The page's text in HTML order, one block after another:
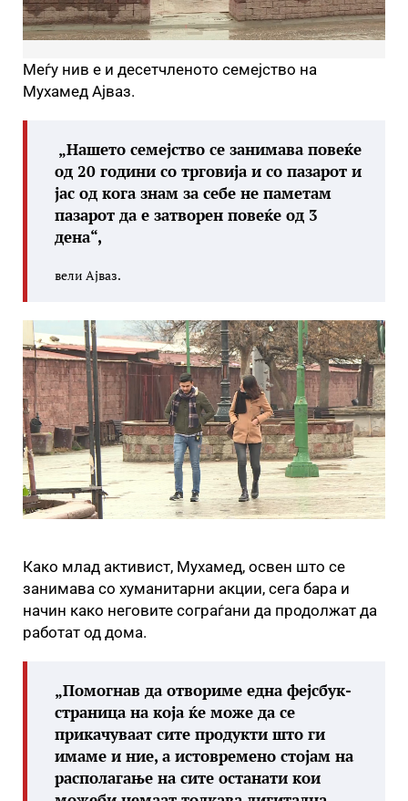
Меѓу нив е и десетчленото семејство на
Мухамед Ајваз.
„Нашето семејство се занимава повеќе
од 20 години со трговија и со пазарот и
јас од кога знам за себе не паметам
пазарот да е затворен повеќе од 3
дена“,
вели Ајваз.
Како млад активист, Мухамед, освен што се
занимава со хуманитарни акции, сега бара и
начин како неговите сограѓани да продолжат да
работат од дома.
„Помогнав да отвориме една фејсбук-
страница на која ќе може да се
прикачуваат сите продукти што ги
имаме и ние, а истовремено стојам на
располагање на сите останати кои